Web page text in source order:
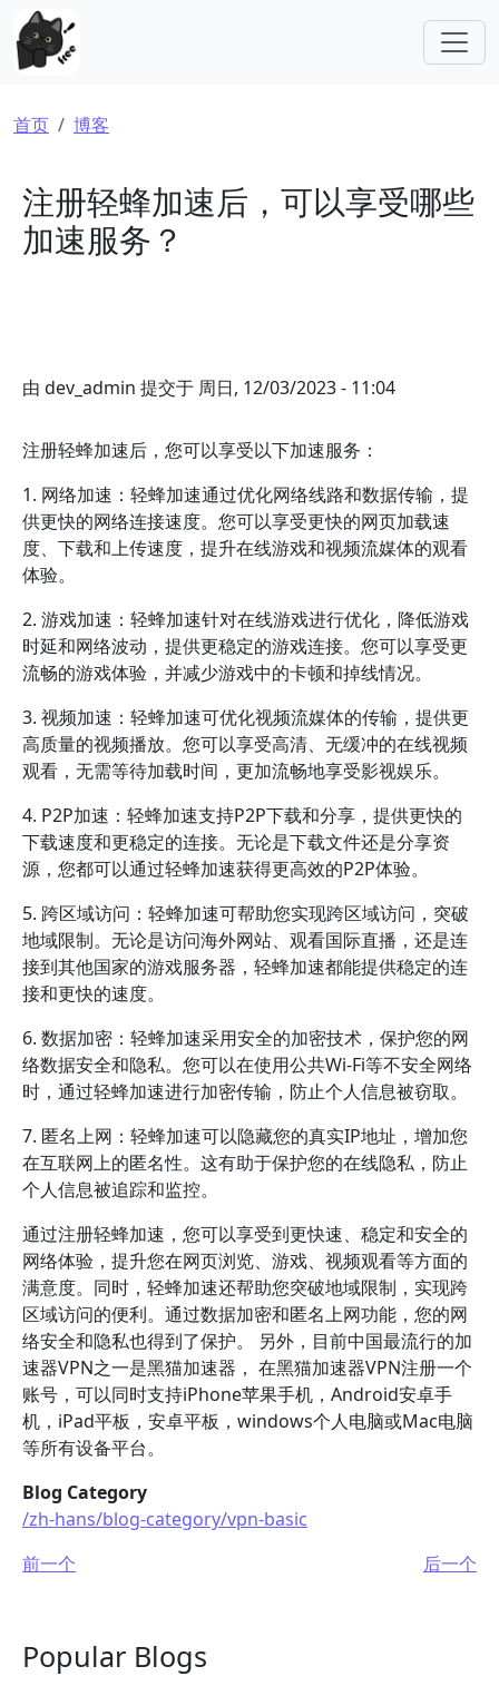
跳转到主要内容
面包屑
首页 博客
注册轻蜂加速后，可以享受哪些
加速服务？
由 dev_admin 提交于 周日, 12/03/2023 - 11:04
注册轻蜂加速后，您可以享受以下加速服务：
1. 网络加速：轻蜂加速通过优化网络线路和数据传输，提
供更快的网络连接速度。您可以享受更快的网页加载速
度、下载和上传速度，提升在线游戏和视频流媒体的观看
体验。
2. 游戏加速：轻蜂加速针对在线游戏进行优化，降低游戏
时延和网络波动，提供更稳定的游戏连接。您可以享受更
流畅的游戏体验，并减少游戏中的卡顿和掉线情况。
3. 视频加速：轻蜂加速可优化视频流媒体的传输，提供更
高质量的视频播放。您可以享受高清、无缓冲的在线视频
观看，无需等待加载时间，更加流畅地享受影视娱乐。
4. P2P加速：轻蜂加速支持P2P下载和分享，提供更快的
下载速度和更稳定的连接。无论是下载文件还是分享资
源，您都可以通过轻蜂加速获得更高效的P2P体验。
5. 跨区域访问：轻蜂加速可帮助您实现跨区域访问，突破
地域限制。无论是访问海外网站、观看国际直播，还是连
接到其他国家的游戏服务器，轻蜂加速都能提供稳定的连
接和更快的速度。
6. 数据加密：轻蜂加速采用安全的加密技术，保护您的网
络数据安全和隐私。您可以在使用公共Wi-Fi等不安全网络
时，通过轻蜂加速进行加密传输，防止个人信息被窃取。
7. 匿名上网：轻蜂加速可以隐藏您的真实IP地址，增加您
在互联网上的匿名性。这有助于保护您的在线隐私，防止
个人信息被追踪和监控。
通过注册轻蜂加速，您可以享受到更快速、稳定和安全的
网络体验，提升您在网页浏览、游戏、视频观看等方面的
满意度。同时，轻蜂加速还帮助您突破地域限制，实现跨
区域访问的便利。通过数据加密和匿名上网功能，您的网
络安全和隐私也得到了保护。 另外，目前中国最流行的加
速器VPN之一是黑猫加速器， 在黑猫加速器VPN注册一个
账号，可以同时支持iPhone苹果手机，Android安卓手
机，iPad平板，安卓平板，windows个人电脑或Mac电脑
等所有设备平台。
Blog Category
/zh-hans/blog-category/vpn-basic
前一个
后一个
Popular Blogs